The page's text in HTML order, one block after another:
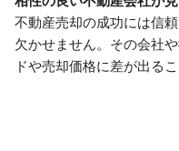
不動産売却の成功には信
欠かせません。その会社
ドや売却価格に差が出る